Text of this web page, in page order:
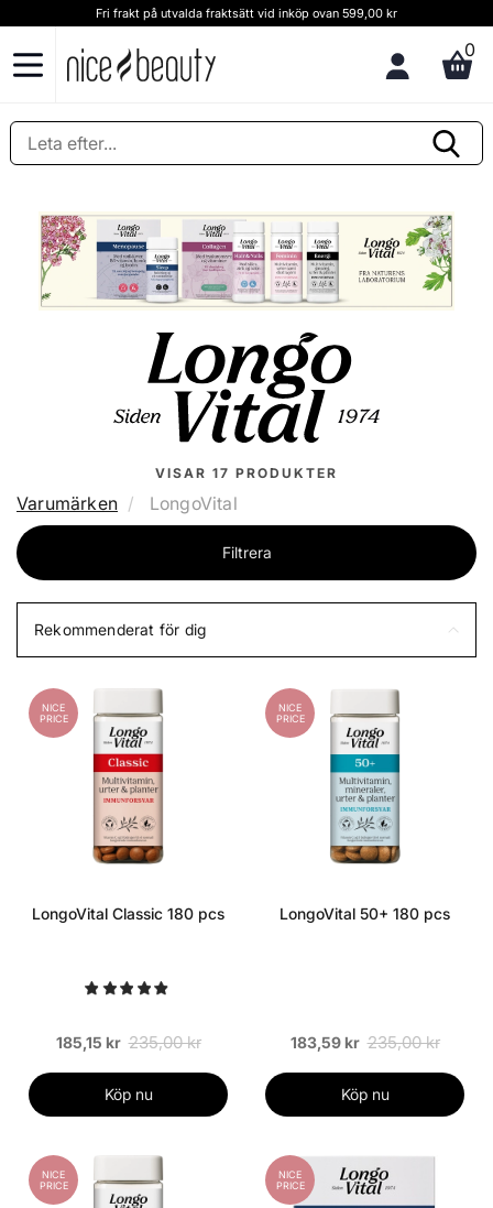
Fri frakt på utvalda fraktsätt vid inköp ovan 599,00 kr
0
VISAR 17 PRODUKTER
Varumärken LongoVital
Filtrera
Rekommenderat för dig
NICE
PRICE
LongoVital Classic 180 pcs
185,15 kr 235,00 kr
Köp nu
NICE
PRICE
LongoVital 50+ 180 pcs
183,59 kr 235,00 kr
Köp nu
NICE
PRICE
NICE
PRICE